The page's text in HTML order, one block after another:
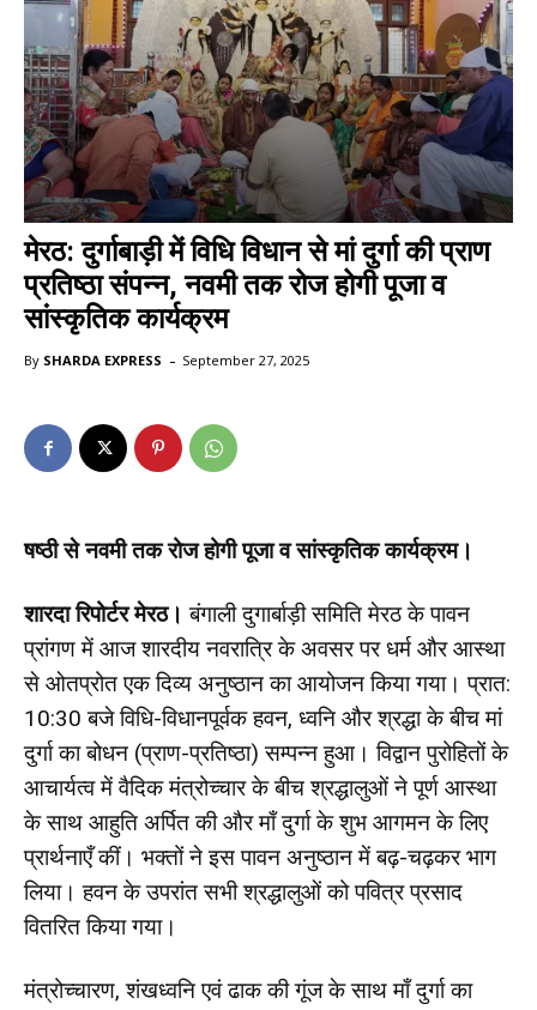
मेरठ: दुर्गाबाड़ी में विधि विधान से मां दुर्गा की प्राण
प्रतिष्ठा संपन्न, नवमी तक रोज होगी पूजा व
सांस्कृतिक कार्यक्रम
By SHARDA EXPRESS - September 27, 2025
षष्ठी से नवमी तक रोज होगी पूजा व सांस्कृतिक कार्यक्रम।
शारदा रिपोर्टर मेरठ। बंगाली दुगार्बाड़ी समिति मेरठ के पावन
प्रांगण में आज शारदीय नवरात्रि के अवसर पर धर्म और आस्था
से ओतप्रोत एक दिव्य अनुष्ठान का आयोजन किया गया। प्रात:
10:30 बजे विधि-विधानपूर्वक हवन, ध्वनि और श्रद्धा के बीच मां
दुर्गा का बोधन (प्राण-प्रतिष्ठा) सम्पन्न हुआ। विद्वान पुरोहितों के
आचार्यत्व में वैदिक मंत्रोच्चार के बीच श्रद्धालुओं ने पूर्ण आस्था
के साथ आहुति अर्पित की और माँ दुर्गा के शुभ आगमन के लिए
प्रार्थनाएँ कीं। भक्तों ने इस पावन अनुष्ठान में बढ़-चढ़कर भाग
लिया। हवन के उपरांत सभी श्रद्धालुओं को पवित्र प्रसाद
वितरित किया गया।
मंत्रोच्चारण, शंखध्वनि एवं ढाक की गूंज के साथ माँ दुर्गा का